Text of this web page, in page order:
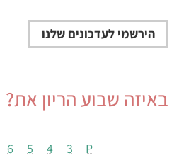
באיזה שבוע הריון את?
P
3
4
5
6